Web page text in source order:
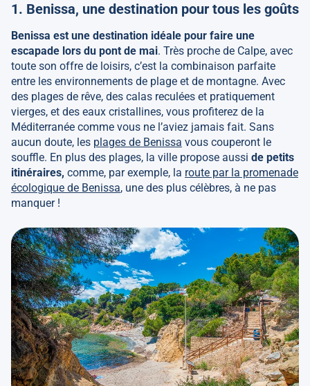
1. Benissa, une destination pour tous les goûts
Benissa est une destination idéale pour faire une
escapade lors du pont de mai. Très proche de Calpe, avec
toute son offre de loisirs, c’est la combinaison parfaite
entre les environnements de plage et de montagne. Avec
des plages de rêve, des calas reculées et pratiquement
vierges, et des eaux cristallines, vous profiterez de la
Méditerranée comme vous ne l’aviez jamais fait. Sans
aucun doute, les plages de Benissa vous couperont le
souffle. En plus des plages, la ville propose aussi de petits
itinéraires, comme, par exemple, la route par la promenade
écologique de Benissa, une des plus célèbres, à ne pas
manquer !